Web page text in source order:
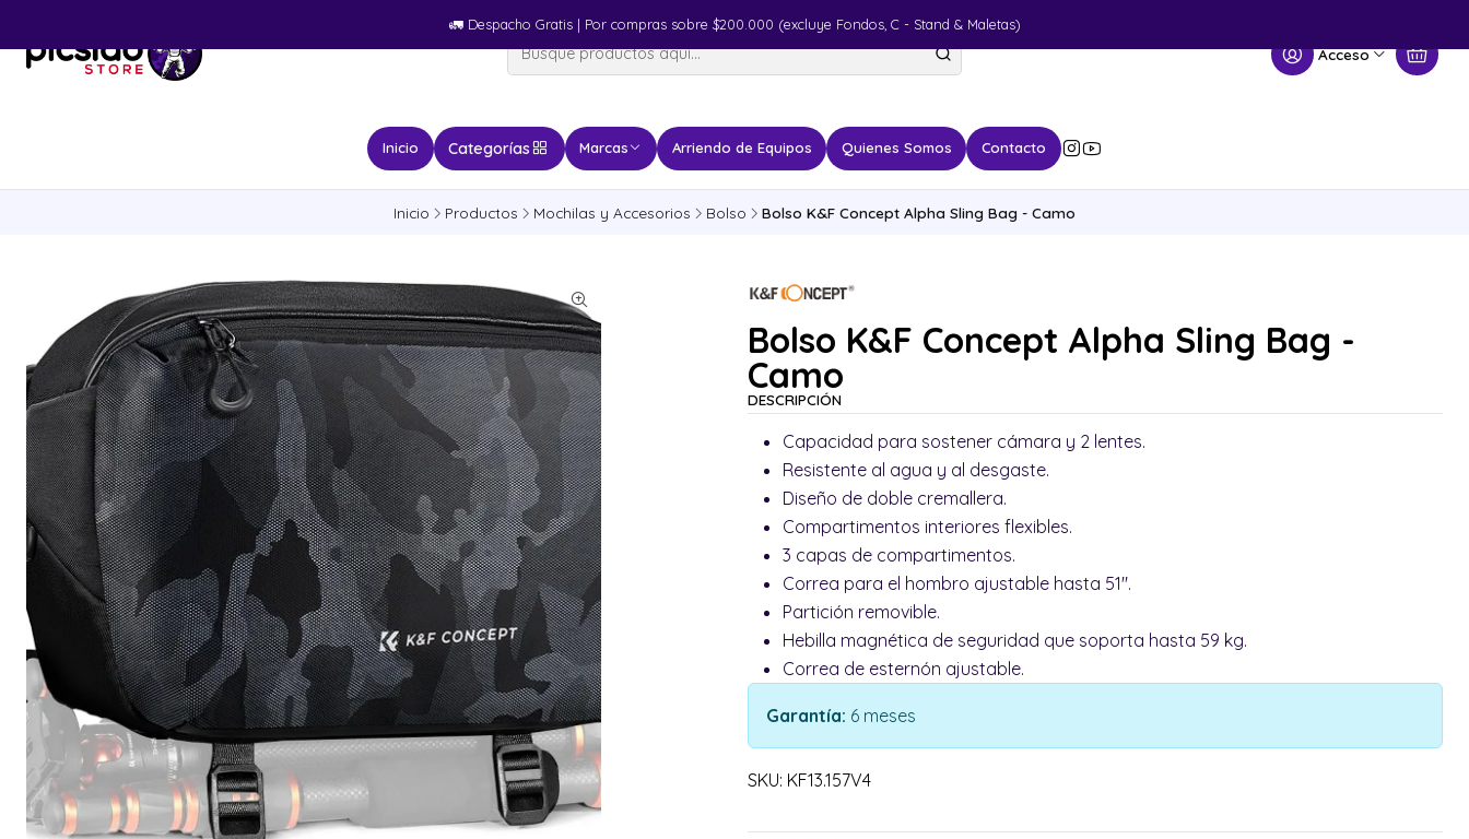
Acceso
Inicio Categorías Marcas Arriendo de Equipos Quienes Somos Contacto
🚛​ Despacho Gratis | Por compras sobre $200.000 (excluye Fondos, C - Stand & Maletas)
Inicio Productos Mochilas y Accesorios Bolso Bolso K&F Concept Alpha Sling Bag - Camo
Bolso K&F Concept Alpha Sling Bag -
Camo
DESCRIPCIÓN
Capacidad para sostener cámara y 2 lentes.
Resistente al agua y al desgaste.
Diseño de doble cremallera.
Compartimentos interiores flexibles.
3 capas de compartimentos.
Correa para el hombro ajustable hasta 51".
Partición removible.
Hebilla magnética de seguridad que soporta hasta 59 kg.
Correa de esternón ajustable.
Garantía: 6 meses
SKU: KF13.157V4